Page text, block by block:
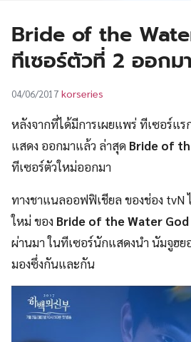
Bride of the
ทีเซอร์ตัวที่ 2 ออกม
04/06/2017 korseries
หลังจากที่ได้มีการเผยแพร่ ทีเซอร์แ
แสดง ออกมาแล้ว ล่าสุด Bride of
ทีเซอร์ตัวใหม่ออกมา
ทางชาแนลออฟฟิเชียล ของช่อง tvN
ใหม่ ของ Bride of the Water God
ผ่านมา ในทีเซอร์นักแสดงนำ นัมจูฮย
มองซึ่งกันและกัน